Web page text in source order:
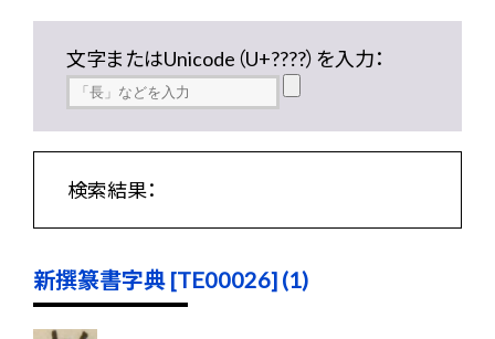
文字またはUnicode（U+????）を入力：
検索結果：
新撰篆書字典 [TE00026] (1)